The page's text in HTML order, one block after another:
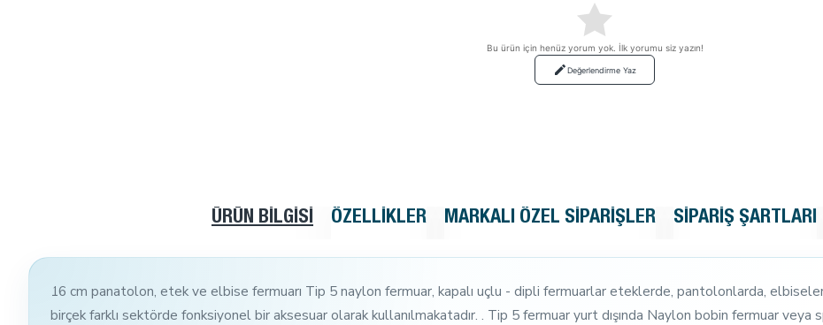
Bu ürün için henüz yorum yok. İlk yorumu siz yazın!
Değerlendirme Yaz
ÜRÜN BILGISI ÖZELLIKLER MARKALI ÖZEL SIPARIŞLER SIPARIŞ ŞARTLARI
16 cm panatolon, etek ve elbise fermuarı Tip 5 naylon fermuar, kapalı uçlu - dipli fermuarlar eteklerde, pantolonlarda,
birçek farklı sektörde fonksiyonel bir aksesuar olarak kullanılmakatadır. . Tip 5 fermuar yurt dışında Naylon bobin fermuar veya